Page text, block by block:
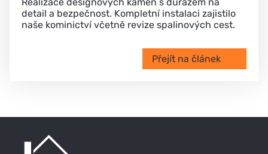
detail a bezpečnost. Kompletní instalaci zajistilo
naše kominictví včetně revize spalinových cest.
Přejít na článek